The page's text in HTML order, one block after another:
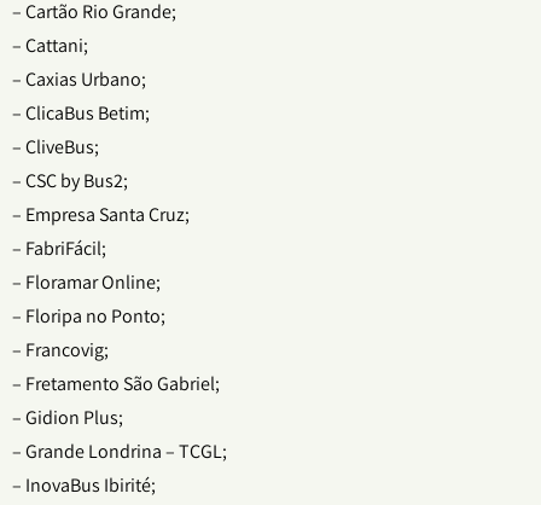
– Cartão Rio Grande;
– Cattani;
– Caxias Urbano;
– ClicaBus Betim;
– CliveBus;
– CSC by Bus2;
– Empresa Santa Cruz;
– FabriFácil;
– Floramar Online;
– Floripa no Ponto;
– Francovig;
– Fretamento São Gabriel;
– Gidion Plus;
– Grande Londrina – TCGL;
– InovaBus Ibirité;